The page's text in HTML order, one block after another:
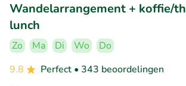
Wandelarrangement + koffie/
lunch
Zo Ma Di Wo
Do
9.8
Perfect • 343 beoordelingen